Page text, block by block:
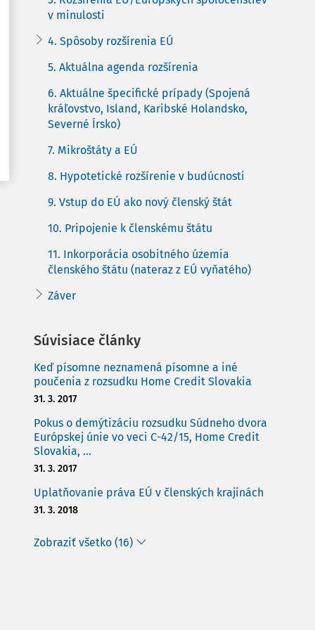
v minulosti
4. Spôsoby rozšírenia EÚ
5. Aktuálna agenda rozšírenia
6. Aktuálne špecifické prípady (Spojená
kráľovstvo, Island, Karibské Holandsko,
Severné Írsko)
7. Mikroštáty a EÚ
8. Hypotetické rozšírenie v budúcnosti
9. Vstup do EÚ ako nový členský štát
10. Pripojenie k členskému štátu
11. Inkorporácia osobitného územia
členského štátu (nateraz z EÚ vyňatého)
Záver
Súvisiace články
Keď písomne neznamená písomne a iné
poučenia z rozsudku Home Credit Slovakia
31. 3. 2017
Pokus o demýtizáciu rozsudku Súdneho dvora
Európskej únie vo veci C-42/15, Home Credit
Slovakia, ...
31. 3. 2017
Uplatňovanie práva EÚ v členských krajinách
31. 3. 2018
Zobraziť všetko (16)